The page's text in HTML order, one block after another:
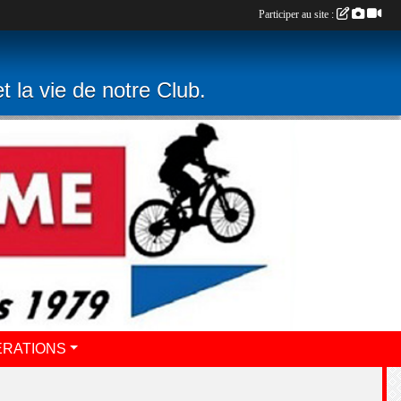
la vie de notre Club.
Participer au site :